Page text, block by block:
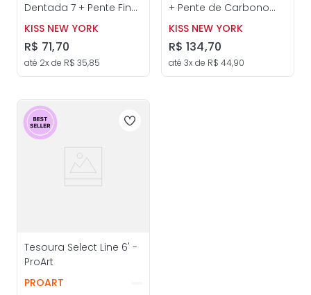
Dentada 7 + Pente Fino
Multiuso + Espanador
KISS NEW YORK
R$ 71,70
até 2x de R$ 35,85
+ Pente de Carbono
Reto + Espanador de
KISS NEW YORK
R$ 134,70
até 3x de R$ 44,90
Tesoura Select Line 6' -
ProArt
PROART